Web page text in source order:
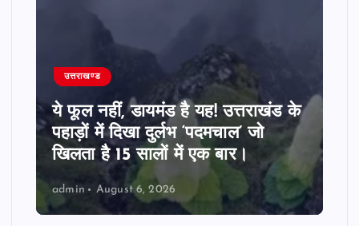
उत्तराखण्ड
ये फूल नहीं, डायमंड है यह! उत्तराखंड के
पहाड़ों में दिखा दुर्लभ ‘पदमचाल’ जो
खिलता है 15 सालों में एक बार।
admin August 6, 2026